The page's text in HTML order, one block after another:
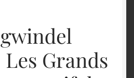
Les Grands